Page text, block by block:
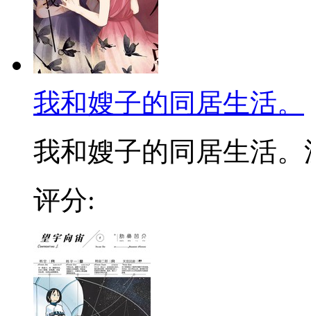
我和嫂子的同居生活。
我和嫂子的同居生活。
评分: